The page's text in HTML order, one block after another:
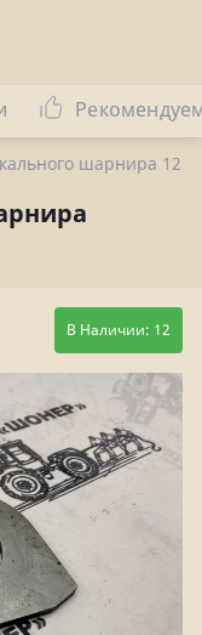
шарнира
В Наличии: 12